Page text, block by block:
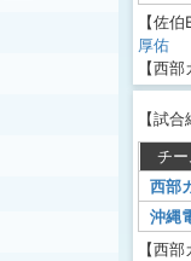
【佐伯
厚佑
【西部
【試合
チー
西部
沖縄
【西部